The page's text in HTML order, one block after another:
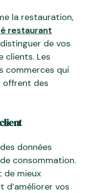
la restauration,
restaurant
de vos
clients. Les
commerces qui
offrent des
données
consommation.
de mieux
vos